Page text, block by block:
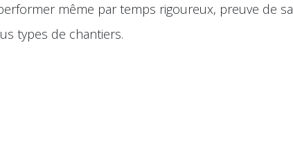
même par temps rigoureux, preuve de sa
types de chantiers.